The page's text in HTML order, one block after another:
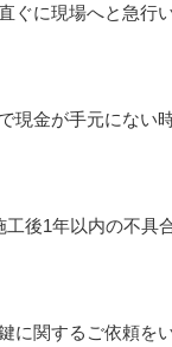
に現場へと急行い
金が手元にない
後1年以内の不具
関するご依頼を